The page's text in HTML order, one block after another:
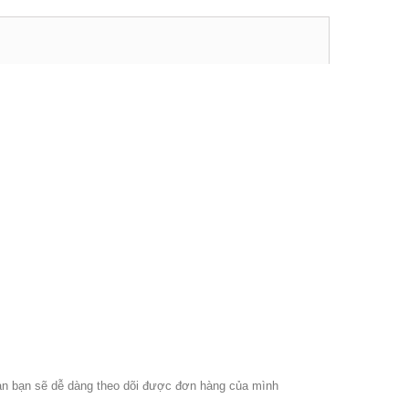
bạn sẽ dễ dàng theo dõi được đơn hàng của mình